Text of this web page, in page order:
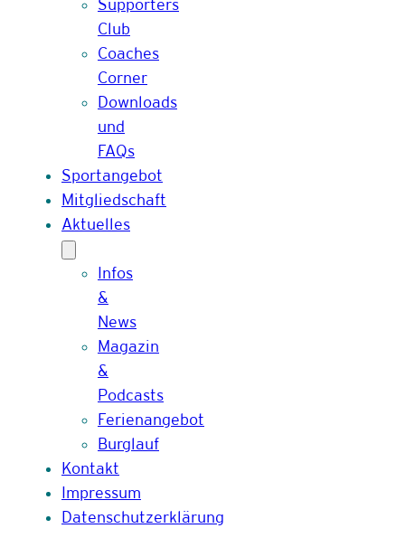
Supporters
Club
Coaches
Corner
Downloads
und
FAQs
Sportangebot
Mitgliedschaft
Aktuelles
Infos
&
News
Magazin
&
Podcasts
Ferienangebot
Burglauf
Kontakt
Impressum
Datenschutzerklärung